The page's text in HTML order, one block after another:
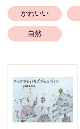
かわいい
自然